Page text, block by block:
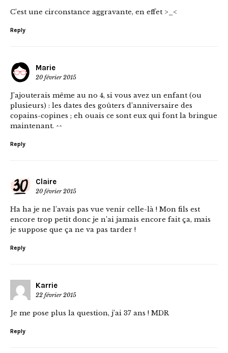
C’est une circonstance aggravante, en effet >_<
Reply
Marie
20 février 2015
J’ajouterais même au no 4, si vous avez un enfant (ou
plusieurs) : les dates des goûters d’anniversaire des
copains-copines ; eh ouais ce sont eux qui font la bringue
maintenant. ^^
Reply
Claire
20 février 2015
Ha ha je ne l’avais pas vue venir celle-là ! Mon fils est
encore trop petit donc je n’ai jamais encore fait ça, mais
je suppose que ça ne va pas tarder !
Reply
Karrie
22 février 2015
Je me pose plus la question, j’ai 37 ans ! MDR
Reply